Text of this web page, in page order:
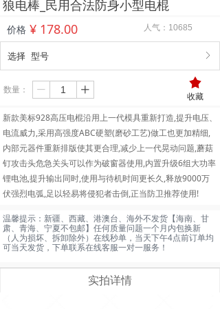
狼电棒_民用合法防身小型电棍
人气： 10685
ꁕ
选择 型号
数量： ꄷ ꄸ 끄
收藏
¥ 178.00
价格
新款美标928高压电棍沿用上一代模具重新打造,提升电压、
电流威力,采用高强度ABC硬塑(磨砂工艺)做工也更加精细,
内部元器件重新排版使其更合理,减少上一代晃动问题,蘑菇
钉攻击头危急关头可以作为破窗器使用,内置升级6组大功率
锂电池,提升输出同时,使用与待机时间更长久,释放9000万
伏强烈电弧,足以轻易将侵犯者击倒,正当防卫推荐使用!
实拍详情
温馨提示：新疆、西藏、港澳台、海外不发货【海南、甘
肃、青海、宁夏不包邮】任何质量问题一个月内包换新
（人为损坏、拆卸除外）在线秒单，当天下午4点前订单均
可当天发货，下单联系在线客服一对一服务！